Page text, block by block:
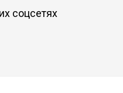
соцсетях